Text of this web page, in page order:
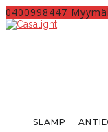
0400998447
SLAMP